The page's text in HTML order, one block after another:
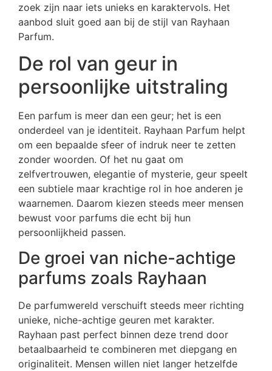
zoek zijn naar iets unieks en karaktervols. Het
aanbod sluit goed aan bij de stijl van Rayhaan
Parfum.
De rol van geur in
persoonlijke uitstraling
Een parfum is meer dan een geur; het is een
onderdeel van je identiteit. Rayhaan Parfum helpt
om een bepaalde sfeer of indruk neer te zetten
zonder woorden. Of het nu gaat om
zelfvertrouwen, elegantie of mysterie, geur speelt
een subtiele maar krachtige rol in hoe anderen je
waarnemen. Daarom kiezen steeds meer mensen
bewust voor parfums die echt bij hun
persoonlijkheid passen.
De groei van niche-achtige
parfums zoals Rayhaan
De parfumwereld verschuift steeds meer richting
unieke, niche-achtige geuren met karakter.
Rayhaan past perfect binnen deze trend door
betaalbaarheid te combineren met diepgang en
originaliteit. Mensen willen niet langer hetzelfde